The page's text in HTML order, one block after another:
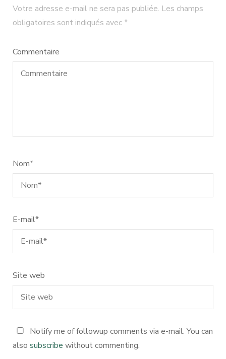
Votre adresse e-mail ne sera pas publiée. Les champs
obligatoires sont indiqués avec*
Commentaire
Nom*
E-mail*
Site web
Notify me of followup comments via e-mail. You can
also subscribe without commenting.